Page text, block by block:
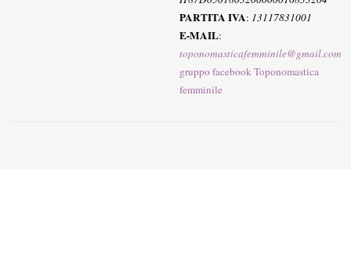
PARTITA IVA: 13117831001
E-MAIL:
toponomasticafemminile@gmail.com
gruppo facebook Toponomastica
femminile